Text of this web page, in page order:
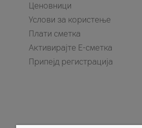
Ценовници
Услови за користење
Плати сметка
Активирајте Е-сметка
Припејд регистрација